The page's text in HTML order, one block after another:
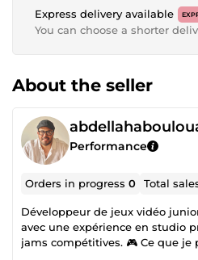
Express delivery available
You can choose a shorter
About the seller
Performance
Orders in progress0 Total
Développeur de jeux vidéo
avec une expérience en studio
jams compétitives. 🎮 Ce que je propose :